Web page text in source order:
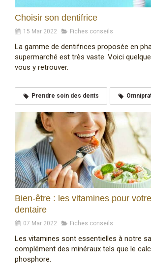
Choisir son dentifrice
15 Mar 2022 Fiches conseils
La gamme de dentifrices proposée en
supermarché est très vaste. Voici
vous y retrouver.
Prendre soin des dents
Bien-être : les vitamines pour
dentaire
07 Mar 2022 Fiches conseils
Les vitamines sont essentielles à notre
complément des minéraux tels que le
phosphore.